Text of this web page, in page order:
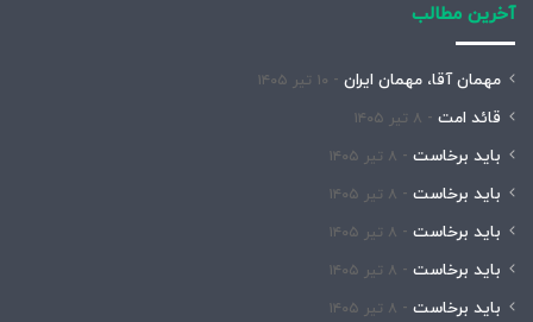
آخرین مطالب
مهمان آقا، مهمان ایران ۱۰ تیر ۱۴۰۵
قائد امت ۸ تیر ۱۴۰۵
باید برخاست ۸ تیر ۱۴۰۵
باید برخاست ۸ تیر ۱۴۰۵
باید برخاست ۸ تیر ۱۴۰۵
باید برخاست ۸ تیر ۱۴۰۵
باید برخاست ۸ تیر ۱۴۰۵